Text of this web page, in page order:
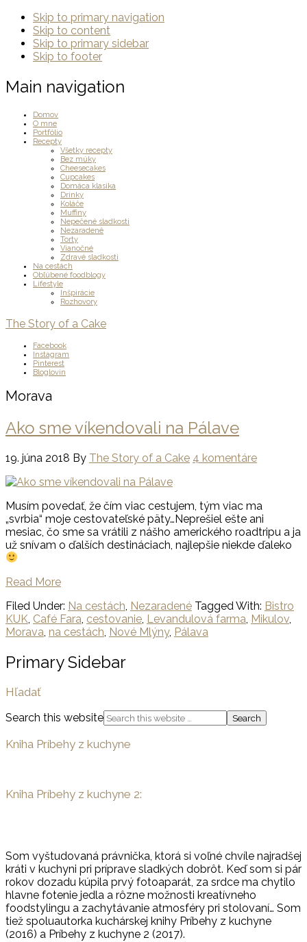
Skip to primary navigation
Skip to content
Skip to primary sidebar
Skip to footer
Main navigation
Domov
O mne
Portfólio
Recepty
Všetky recepty
Bez múky
Cheesecakes
Cupcakes
Domáca klasika
Drinky
Koláče
Muffiny
Nepečené sladkosti
Nezaradené
Torty
Vianočné
Zdravé sladkosti
Na cestách
Obľúbené foodblogy
Lifestyle
Inšpirácie
Rozhovory
The Story of a Cake
Facebook
Instagram
Pinterest
Bloglovin
Morava
Ako sme víkendovali na Pálave
19. júna 2018 By The Story of a Cake 4 komentáre
Musím povedať, že čím viac cestujem, tým viac ma
„svrbia“ moje cestovateľské päty…Neprešiel ešte ani
mesiac, čo sme sa vrátili z nášho amerického roadtripu a ja
už snívam o ďalších destináciach, najlepšie niekde ďaleko
Read More
Filed Under: Na cestách Nezaradené Tagged With: Bistro
KUK Café Fara cestovanie Levandulová farma Mikulov
Morava na cestách Nové Mlýny, Pálava
Primary Sidebar
Hľadať
Search this website
Kniha Príbehy z kuchyne
Kniha Príbehy z kuchyne 2:
Som vyštudovaná právnička, ktorá si voľné chvíle najradšej
kráti v kuchyni pri príprave sladkých dobrôt. Keď som si pár
rokov dozadu kúpila prvý fotoaparát, za srdce ma chytilo
hlavne fotenie jedla a rôzne možnosti kreatívneho
foodstylingu a zachytávanie atmosféry pri stolovaní… Som
tiež spoluautorka kuchárskej knihy Príbehy z kuchyne
(2016) a Príbehy z kuchyne 2 (2017).